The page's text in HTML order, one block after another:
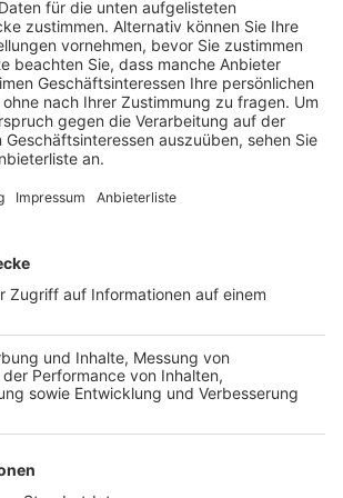
23.11.2022 15:10
fährt der Bus die drei östlichen
Bei den Personen handelt es
insbesondere um Menschen mit
Mobilität, die auf eine nahegelegene
angewiesen sind. Deswegen wird
Euro pro Jahr zuschießen, damit
pro Stunde vom Unterdorf Richtung
Die KVB hatte den Linienweg im
anderen Fahrgäste schneller zu